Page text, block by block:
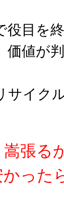
役目を
価値が
サイク
嵩張る
った